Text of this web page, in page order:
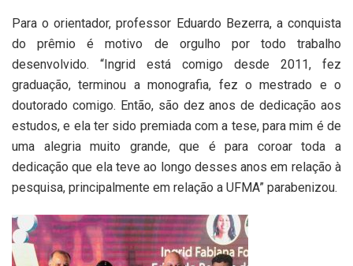
Para o orientador, professor Eduardo Bezerra, a conquista
do prêmio é motivo de orgulho por todo trabalho
desenvolvido. “Ingrid está comigo desde 2011, fez
graduação, terminou a monografia, fez o mestrado e o
doutorado comigo. Então, são dez anos de dedicação aos
estudos, e ela ter sido premiada com a tese, para mim é de
uma alegria muito grande, que é para coroar toda a
dedicação que ela teve ao longo desses anos em relação à
pesquisa, principalmente em relação a UFMA” parabenizou.